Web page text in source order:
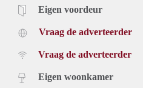
Eigen voordeur
Vraag de adverteerder
Vraag de adverteerder
Eigen woonkamer